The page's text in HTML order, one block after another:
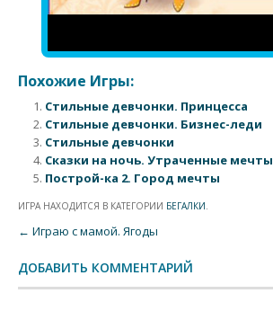
Похожие Игры:
Стильные девчонки. Принцесса
Стильные девчонки. Бизнес-леди
Стильные девчонки
Сказки на ночь. Утраченные мечты
Построй-ка 2. Город мечты
ИГРА НАХОДИТСЯ В КАТЕГОРИИ БЕГАЛКИ.
Post navigation
← Играю с мамой. Ягоды
ДОБАВИТЬ КОММЕНТАРИЙ